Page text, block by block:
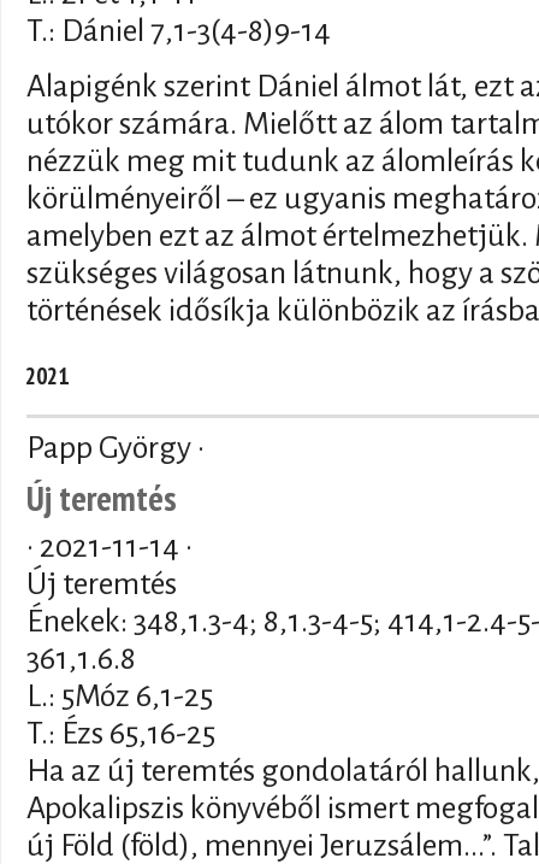
T.: Dániel 7,1-3(4-8)9-14
Alapigénk szerint Dániel álmot lát, ezt
utókor számára. Mielőtt az álom
nézzük meg mit tudunk az álomleírás
körülményeiről – ez ugyanis
amelyben ezt az álmot
szükséges világosan látnunk, hogy a
történések idősíkja különbözik az
2021
Papp György ·
Új teremtés
· 2021-11-14 ·
Új teremtés
Énekek: 348,1.3-4; 8,1.3-4-5; 414,1-2.4-
361,1.6.8
L.: 5Móz 6,1-25
T.: Ézs 65,16-25
Ha az új teremtés gondolatáról
Apokalipszis könyvéből ismert
új Föld (föld), mennyei Jeruzsálem...”.